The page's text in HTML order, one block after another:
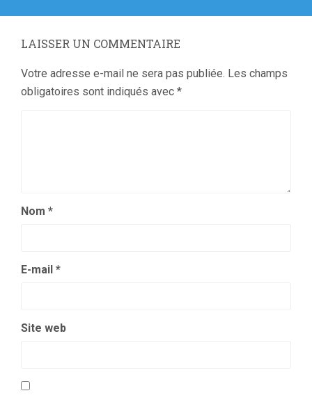
:
LAISSER UN COMMENTAIRE
Votre adresse e-mail ne sera pas publiée. Les champs
obligatoires sont indiqués avec *
Nom *
E-mail *
Site web